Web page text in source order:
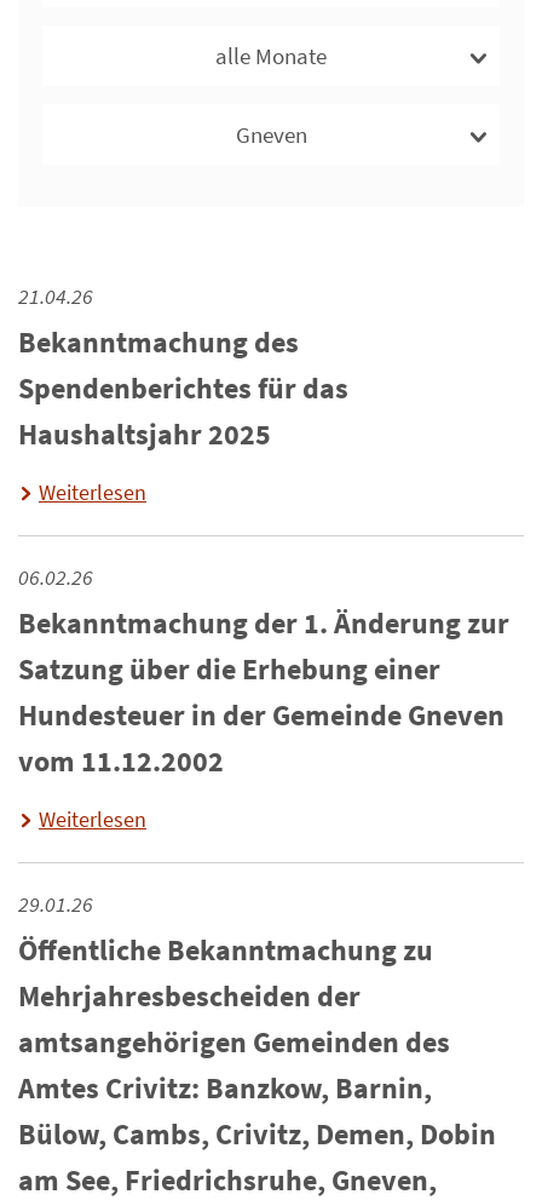
alle Monate
Gneven
21.04.26
Bekanntmachung des
Spendenberichtes für das
Haushaltsjahr 2025
Weiterlesen
06.02.26
Bekanntmachung der 1. Änderung zur
Satzung über die Erhebung einer
Hundesteuer in der Gemeinde Gneven
vom 11.12.2002
Weiterlesen
29.01.26
Öffentliche Bekanntmachung zu
Mehrjahresbescheiden der
amtsangehörigen Gemeinden des
Amtes Crivitz: Banzkow, Barnin,
Bülow, Cambs, Crivitz, Demen, Dobin
am See, Friedrichsruhe, Gneven,